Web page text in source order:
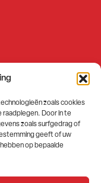
zoals cookies
raadplegen. Door in te
zoals surfgedrag of
geeft of uw
op bepaalde